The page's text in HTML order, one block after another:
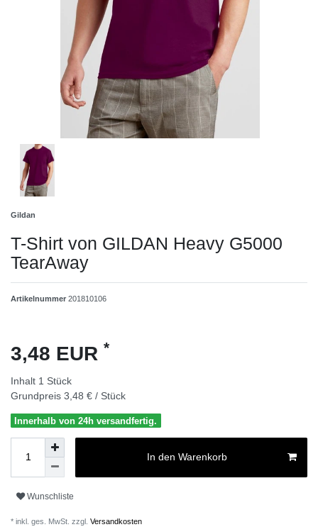
Gildan
T-Shirt von GILDAN Heavy G5000
TearAway
Artikelnummer 201810106
3,48 EUR *
Inhalt 1 Stück
Grundpreis 3,48 € / Stück
Innerhalb von 24h versandfertig.
In den Warenkorb
Wunschliste
* inkl. ges. MwSt. zzgl. Versandkosten